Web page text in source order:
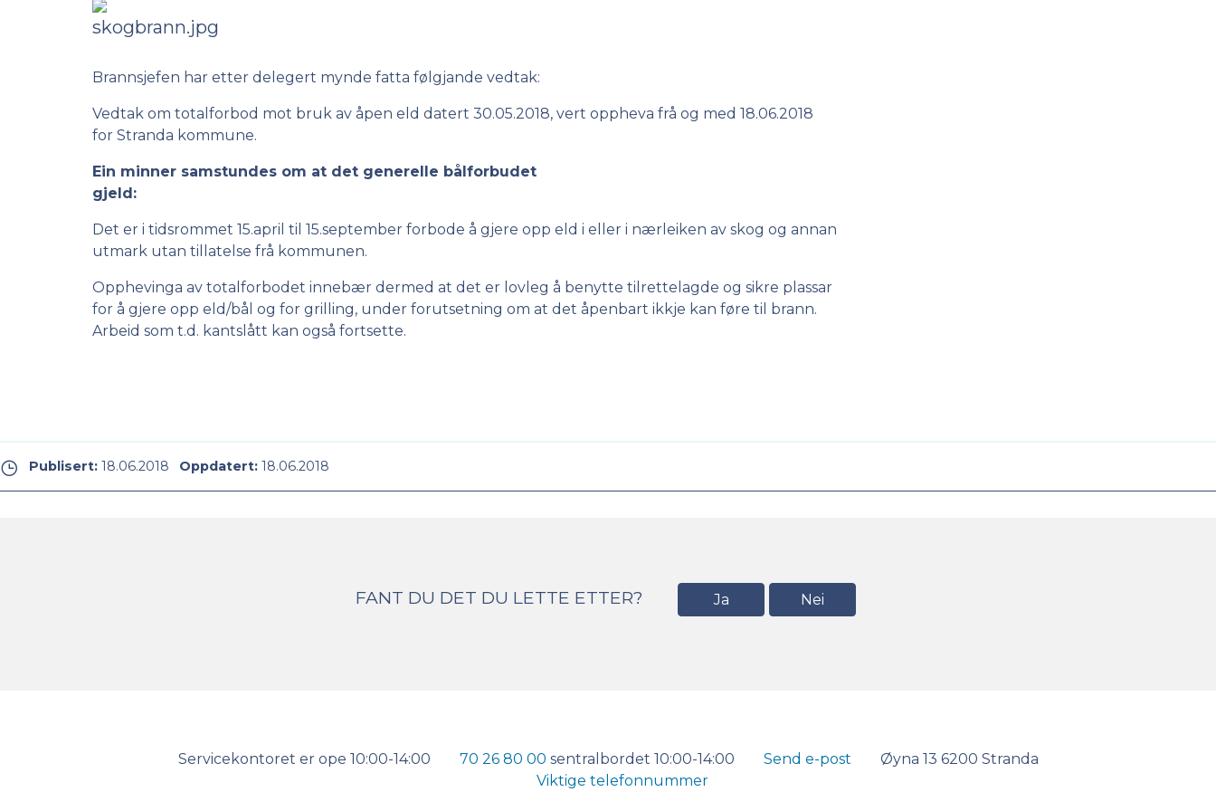
Brannsjefen har etter delegert mynde fatta følgjande vedtak:
Vedtak om totalforbod mot bruk av åpen eld datert 30.05.2018, vert oppheva frå og med 18.06.2018
for Stranda kommune.
Ein minner samstundes om at det generelle bålforbudet
gjeld:
Det er i tidsrommet 15.april til 15.september forbode å gjere opp eld i eller i nærleiken av skog og annan
utmark utan tillatelse frå kommunen.
Opphevinga av totalforbodet innebær dermed at det er lovleg å benytte tilrettelagde og sikre plassar
for å gjere opp eld/bål og for grilling, under forutsetning om at det åpenbart ikkje kan føre til brann.
Arbeid som t.d. kantslått kan også fortsette.
Publisert: 18.06.2018 Oppdatert: 18.06.2018
FANT DU DET DU LETTE ETTER? Ja Nei
Servicekontoret er ope 10:00-14:00 70 26 80 00 sentralbordet 10:00-14:00 Send e-post
Øyna 13 6200 Stranda
Viktige telefonnummer